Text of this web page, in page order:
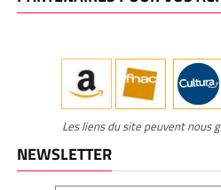
Les liens du site peuvent nous
NEWSLETTER